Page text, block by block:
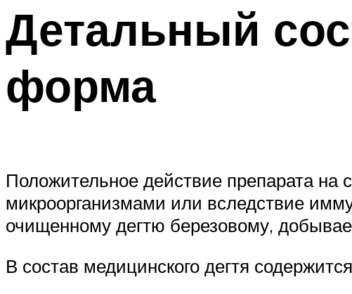
Детальный
форма
Положительное действие препарата на
микроорганизмами или вследствие
очищенному дегтю березовому,
В состав медицинского дегтя